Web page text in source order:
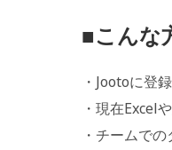
■こんな
・Jootoに登
・現在Excel
・チームで